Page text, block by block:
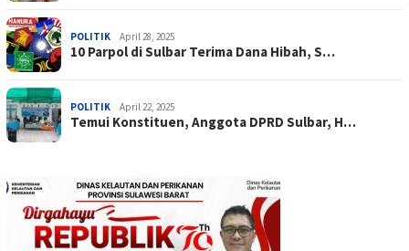
POLITIK April 28, 2025
10 Parpol di Sulbar Terima Dana Hibah, S…
POLITIK April 22, 2025
Temui Konstituen, Anggota DPRD Sulbar, H…